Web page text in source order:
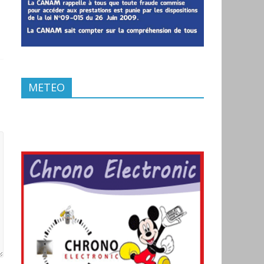
METEO